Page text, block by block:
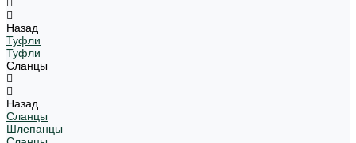
Назад
Туфли
Туфли
Сланцы
Назад
Сланцы
Шлепанцы